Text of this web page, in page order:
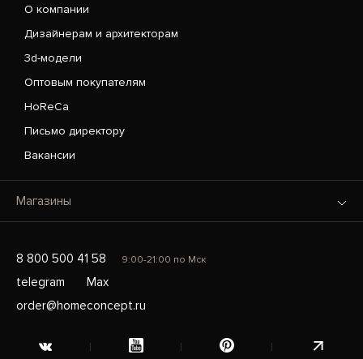
О компании
Дизайнерам и архитекторам
3d-модели
Оптовым покупателям
HoReCa
Письмо директору
Вакансии
Магазины
8 800 500 41 58 9:00-21:00 по Мск
telegram
Max
order@homeconcept.ru